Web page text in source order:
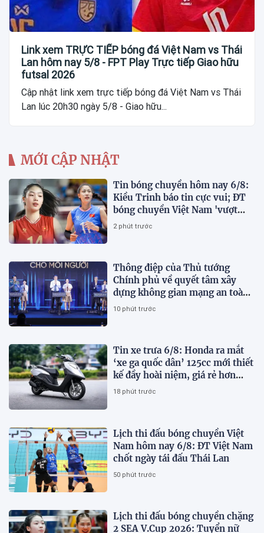
Link xem TRỰC TIẾP bóng đá Việt Nam vs Thái
Lan hôm nay 5/8 - FPT Play Trực tiếp Giao hữu
futsal 2026
Cập nhật link xem trực tiếp bóng đá Việt Nam vs Thái
Lan lúc 20h30 ngày 5/8 - Giao hữu...
MỚI CẬP NHẬT
Tin bóng chuyền hôm nay 6/8:
Kiều Trinh báo tin cực vui; ĐT
bóng chuyền Việt Nam 'vượt
mặt' Thái Lan
2 phút trước
Thông điệp của Thủ tướng
Chính phủ về quyết tâm xây
dựng không gian mạng an toàn,
tin cậy và nhân văn
10 phút trước
Tin xe trưa 6/8: Honda ra mắt
‘xe ga quốc dân’ 125cc mới thiết
kế đầy hoài niệm, giá rẻ hơn
Vision và SH Mode
18 phút trước
Lịch thi đấu bóng chuyền Việt
Nam hôm nay 6/8: ĐT Việt Nam
chốt ngày tái đấu Thái Lan
50 phút trước
Lịch thi đấu bóng chuyền chặng
2 SEA V.Cup 2026: Tuyển nữ